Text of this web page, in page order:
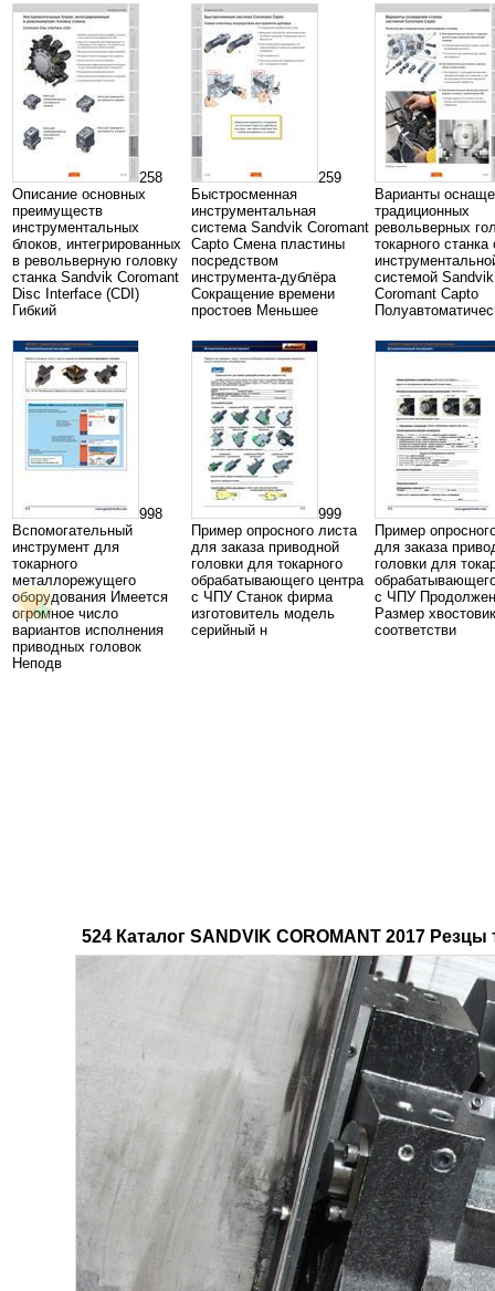
258
Описание основных
преимуществ
инструментальных
блоков, интегрированных
в револьверную головку
станка Sandvik Coromant
Disc Interface (CDI)
Гибкий
259
Быстросменная
инструментальная
система Sandvik Coromant
Capto Смена пластины
посредством
инструмента-дублёра
Сокращение времени
простоев Меньшее
Варианты
традиционных
револьверных
токарного
системой Sandvik
Coromant Capto
998
Вспомогательный
инструмент для
токарного
металлорежущего
оборудования Имеется
огромное число
вариантов исполнения
приводных головок
Неподв
999
Пример опросного листа
для заказа приводной
головки для токарного
обрабатывающего центра
с ЧПУ Станок фирма
изготовитель модель
серийный н
Пример
для заказа
головки для
с ЧПУ
Размер
соответстви
524 Каталог SANDVIK COROMANT 2017